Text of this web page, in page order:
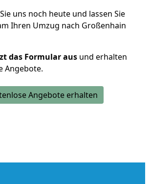
uns noch heute und lassen Sie
Ihren Umzug nach Großenhain
das Formular aus und erhalten
Angebote.
Angebote erhalten